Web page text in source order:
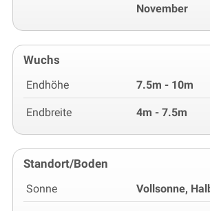
November
Wuchs
Endhöhe 7.5m - 10m
Endbreite 4m - 7.5m
Standort/Boden
Sonne Vollsonne,